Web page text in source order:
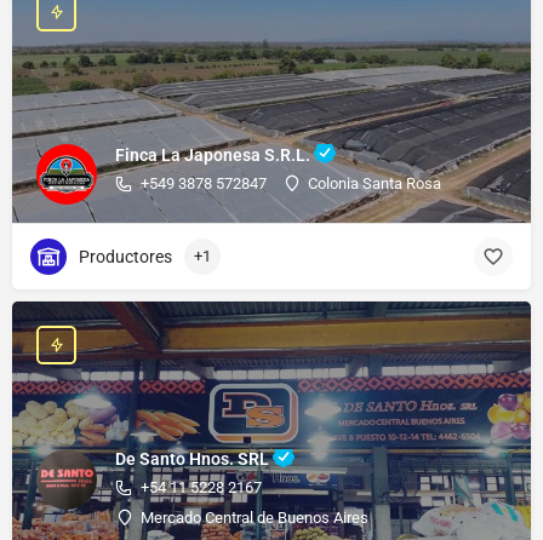
Finca La Japonesa S.R.L.
+549 3878 572847 Colonia Santa Rosa
Productores +1
De Santo Hnos. SRL
+54 11 5228 2167
Mercado Central de Buenos Aires